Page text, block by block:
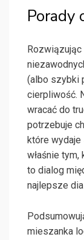
Porady
(albo szybki
cierpliwość.
wracać do
potrzebuje
które
właśnie
to dialog
najlepsze
mieszanka